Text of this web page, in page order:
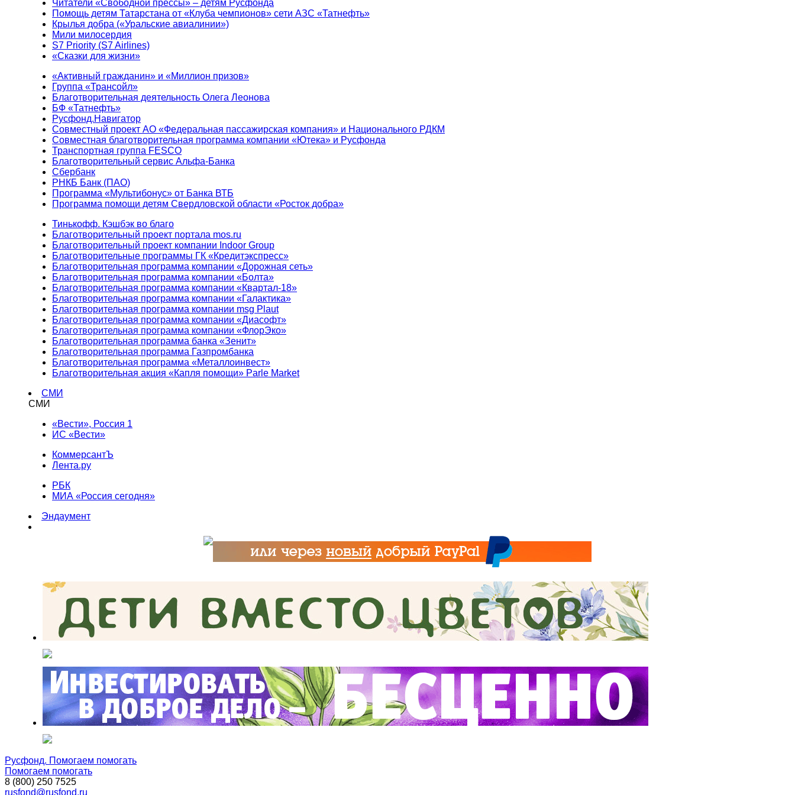
Читатели «Свободной прессы» – детям Русфонда
Помощь детям Татарстана от «Клуба чемпионов» сети АЗС «Татнефть»
Крылья добра («Уральские авиалинии»)
Мили милосердия
S7 Priority (S7 Airlines)
«Сказки для жизни»
«Активный гражданин» и «Миллион призов»
Группа «Трансойл»
Благотворительная деятельность Олега Леонова
БФ «Татнефть»
Русфонд.Навигатор
Совместный проект АО «Федеральная пассажирская компания» и Национального РДКМ
Совместная благотворительная программа компании «Ютека» и Русфонда
Транспортная группа FESCO
Благотворительный сервис Альфа-Банка
Сбербанк
РНКБ Банк (ПАО)
Программа «Мультибонус» от Банка ВТБ
Программа помощи детям Свердловской области «Росток добра»
Тинькофф. Кэшбэк во благо
Благотворительный проект портала mos.ru
Благотворительный проект компании Indoor Group
Благотворительные программы ГК «Кредитэкспресс»
Благотворительная программа компании «Дорожная сеть»
Благотворительная программа компании «Болта»
Благотворительная программа компании «Квартал-18»
Благотворительная программа компании «Галактика»
Благотворительная программа компании msg Plaut
Благотворительная программа компании «Диасофт»
Благотворительная программа компании «ФлорЭко»
Благотворительная программа банка «Зенит»
Благотворительная программа Газпромбанка
Благотворительная программа «Металлоинвест»
Благотворительная акция «Капля помощи» Parle Market
СМИ
СМИ
«Вести», Россия 1
ИС «Вести»
КоммерсантЪ
Лента.ру
РБК
МИА «Россия сегодня»
Эндаумент
Русфонд. Помогаем помогать
Помогаем помогать
8 (800) 250 7525
rusfond@rusfond.ru